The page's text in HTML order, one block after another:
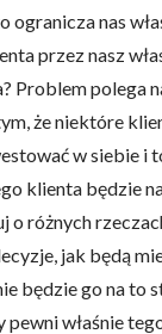
ogranicza nas
przez nasz
Problem polega
że niektóre
w siebie
klienta będzie
o różnych
jak będą
będzie go na
pewni właśnie
pliki cookie
bez nich. Te pliki
dotyczące
język lub
pliki cookie
gromadząc i